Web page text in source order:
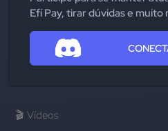
Efí Pay, tirar dúvidas e muito
🎬 Vídeos